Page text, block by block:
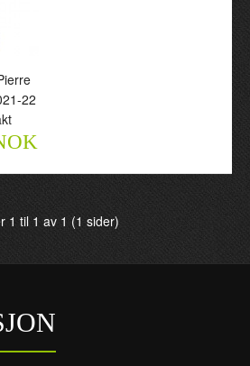
305NOK
Gignac 10 Hjemme 2021-22 -
22
1 til 1 av 1 (1 sider)